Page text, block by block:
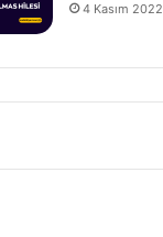
4 Kasım 2022